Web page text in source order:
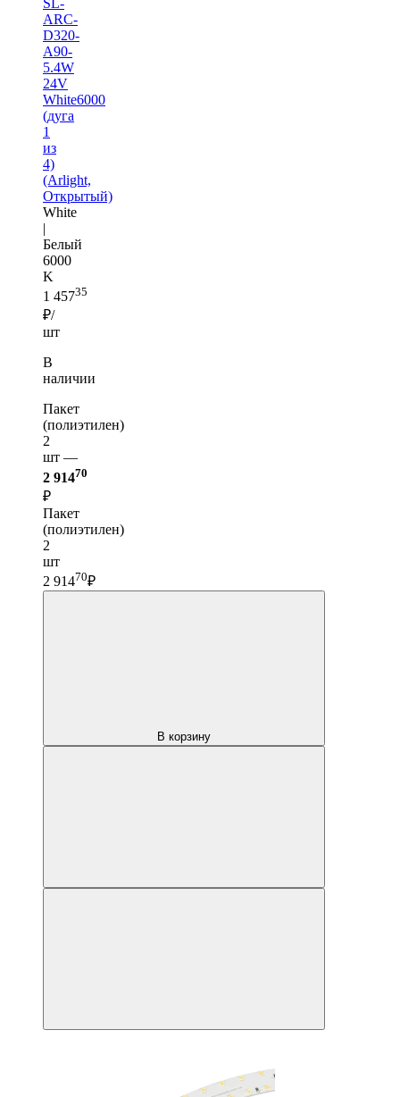
ARC-
D320-
A90-
5.4W
24V
White6000
(дуга
1
из
4)
(Arlight,
Открытый)
White
|
Белый
6000
K
1 45735
₽/
шт
В
наличии
Пакет
(полиэтилен)
2
шт —
2 91470
₽
Пакет
(полиэтилен)
2
шт
2 91470₽
В корзину